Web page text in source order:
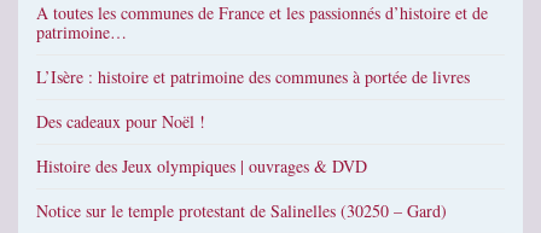
A toutes les communes de France et les passionnés d’histoire et de
patrimoine…
L’Isère : histoire et patrimoine des communes à portée de livres
Des cadeaux pour Noël !
Histoire des Jeux olympiques | ouvrages & DVD
Notice sur le temple protestant de Salinelles (30250 – Gard)